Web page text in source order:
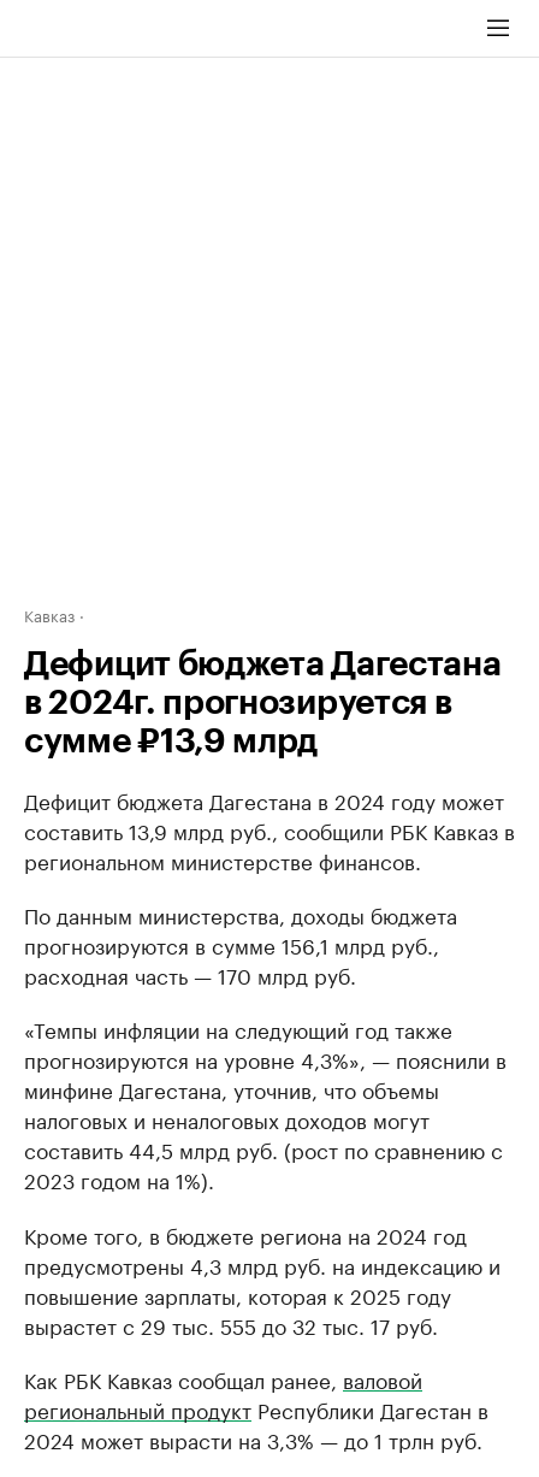
Кавказ
Дефицит бюджета Дагестана
в 2024г. прогнозируется в
сумме ₽13,9 млрд
Дефицит бюджета Дагестана в 2024 году может
составить 13,9 млрд руб., сообщили РБК Кавказ в
региональном министерстве финансов.
По данным министерства, доходы бюджета
прогнозируются в сумме 156,1 млрд руб.,
расходная часть — 170 млрд руб.
«Темпы инфляции на следующий год также
прогнозируются на уровне 4,3%», — пояснили в
минфине Дагестана, уточнив, что объемы
налоговых и неналоговых доходов могут
составить 44,5 млрд руб. (рост по сравнению с
2023 годом на 1%).
Кроме того, в бюджете региона на 2024 год
предусмотрены 4,3 млрд руб. на индексацию и
повышение зарплаты, которая к 2025 году
вырастет с 29 тыс. 555 до 32 тыс. 17 руб.
Как РБК Кавказ сообщал ранее, валовой
региональный продукт Республики Дагестан в
2024 может вырасти на 3,3% — до 1 трлн руб.